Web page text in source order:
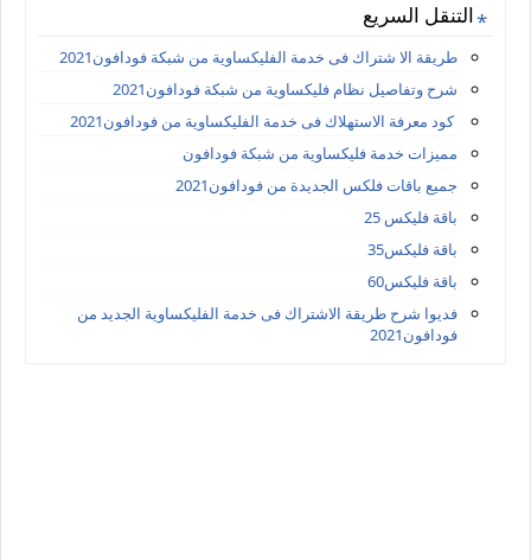
التنقل السريع
طريقة الا شتراك فى خدمة الفليكساوية من شبكة فودافون2021
شرح وتفاصيل نظام فليكساوية من شبكة فودافون2021
كود معرفة الاستهلاك فى خدمة الفليكساوية من فودافون2021
مميزات خدمة فليكساوية من شبكة فودافون
جميع باقات فلكس الجديدة من فودافون2021
باقة فليكس 25
باقة فليكس35
باقة فليكس60
فديوا شرح طريقة الاشتراك فى خدمة الفليكساوية الجديد من
فودافون2021